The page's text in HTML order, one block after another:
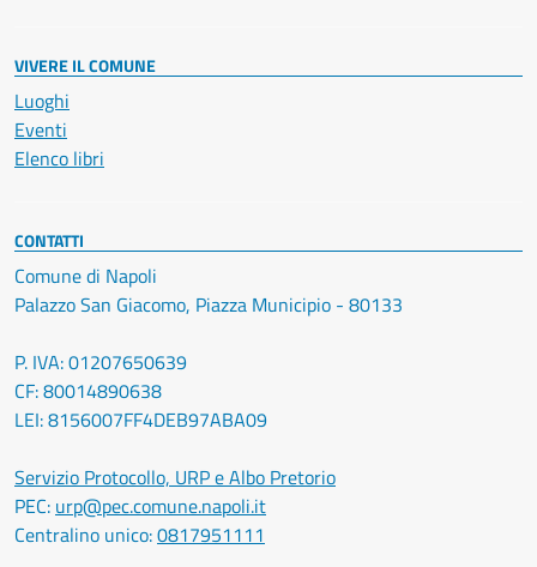
VIVERE IL COMUNE
Luoghi
Eventi
Elenco libri
CONTATTI
Comune di Napoli
Palazzo San Giacomo, Piazza Municipio - 80133
P. IVA: 01207650639
CF: 80014890638
LEI: 8156007FF4DEB97ABA09
Servizio Protocollo, URP e Albo Pretorio
PEC: urp@pec.comune.napoli.it
Centralino unico:0817951111